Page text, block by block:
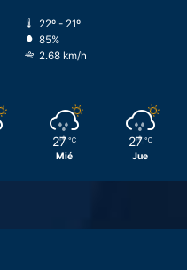
22º - 21º
85%
2.68 km/h
27 ℃
Mié
27 ℃
Jue